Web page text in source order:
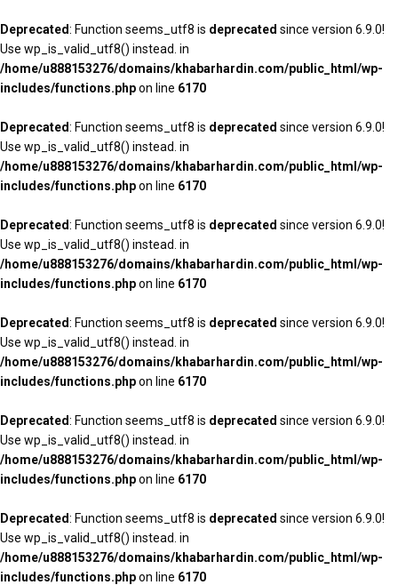
Deprecated: Function seems_utf8 is deprecated since version 6.9.0!
Use wp_is_valid_utf8() instead. in
/home/u888153276/domains/khabarhardin.com/public_html/wp-
includes/functions.phpon line 6170
Deprecated: Function seems_utf8 is deprecated since version 6.9.0!
Use wp_is_valid_utf8() instead. in
/home/u888153276/domains/khabarhardin.com/public_html/wp-
includes/functions.phpon line 6170
Deprecated: Function seems_utf8 is deprecated since version 6.9.0!
Use wp_is_valid_utf8() instead. in
/home/u888153276/domains/khabarhardin.com/public_html/wp-
includes/functions.phpon line 6170
Deprecated: Function seems_utf8 is deprecated since version 6.9.0!
Use wp_is_valid_utf8() instead. in
/home/u888153276/domains/khabarhardin.com/public_html/wp-
includes/functions.phpon line 6170
Deprecated: Function seems_utf8 is deprecated since version 6.9.0!
Use wp_is_valid_utf8() instead. in
/home/u888153276/domains/khabarhardin.com/public_html/wp-
includes/functions.phpon line 6170
Deprecated: Function seems_utf8 is deprecated since version 6.9.0!
Use wp_is_valid_utf8() instead. in
/home/u888153276/domains/khabarhardin.com/public_html/wp-
includes/functions.phpon line 6170